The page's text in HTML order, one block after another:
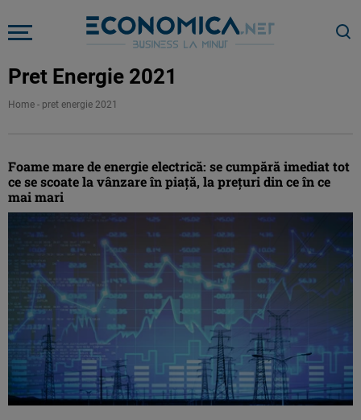
Pret Energie 2021
Home - pret energie 2021
Foame mare de energie electrică: se cumpără imediat tot
ce se scoate la vânzare în piață, la prețuri din ce în ce
mai mari